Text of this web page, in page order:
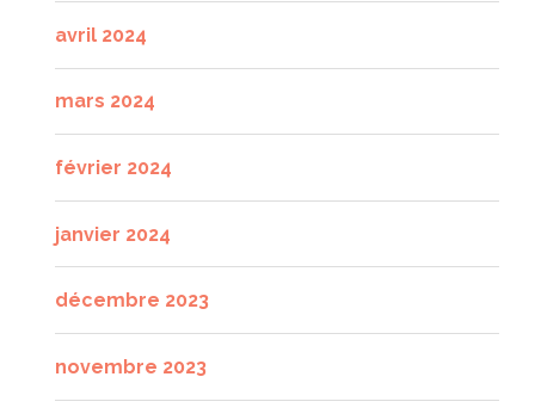
avril 2024
mars 2024
février 2024
janvier 2024
décembre 2023
novembre 2023